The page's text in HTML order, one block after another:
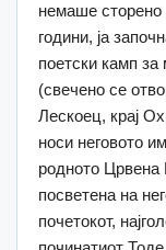
немаше
години, ја
поетски камп
(свечено се
Лескоец, крај
носи неговото
родното Црвена
посветена на
почетокот,